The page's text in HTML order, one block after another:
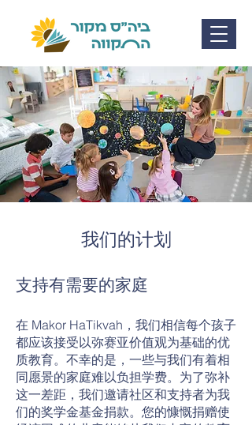
我们的计划
支持有需要的家庭
在 Makor HaTikvah，我们相信每个孩子
都应该接受以弥赛亚价值观为基础的优
质教育。不幸的是，一些与我们有着相
同愿景的家庭难以负担学费。为了弥补
这一差距，我们邀请社区和支持者为我
们的奖学金基金捐款。您的慷慨捐赠使